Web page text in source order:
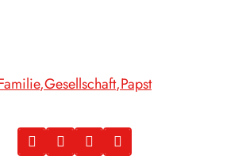
Gesellschaft Papst